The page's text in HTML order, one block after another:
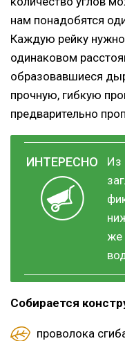
нам понадобятся
Каждую рейку нужно
одинаковом
образовавшиеся
прочную, гибкую
предварительно
Из
же
Собирается
проволока